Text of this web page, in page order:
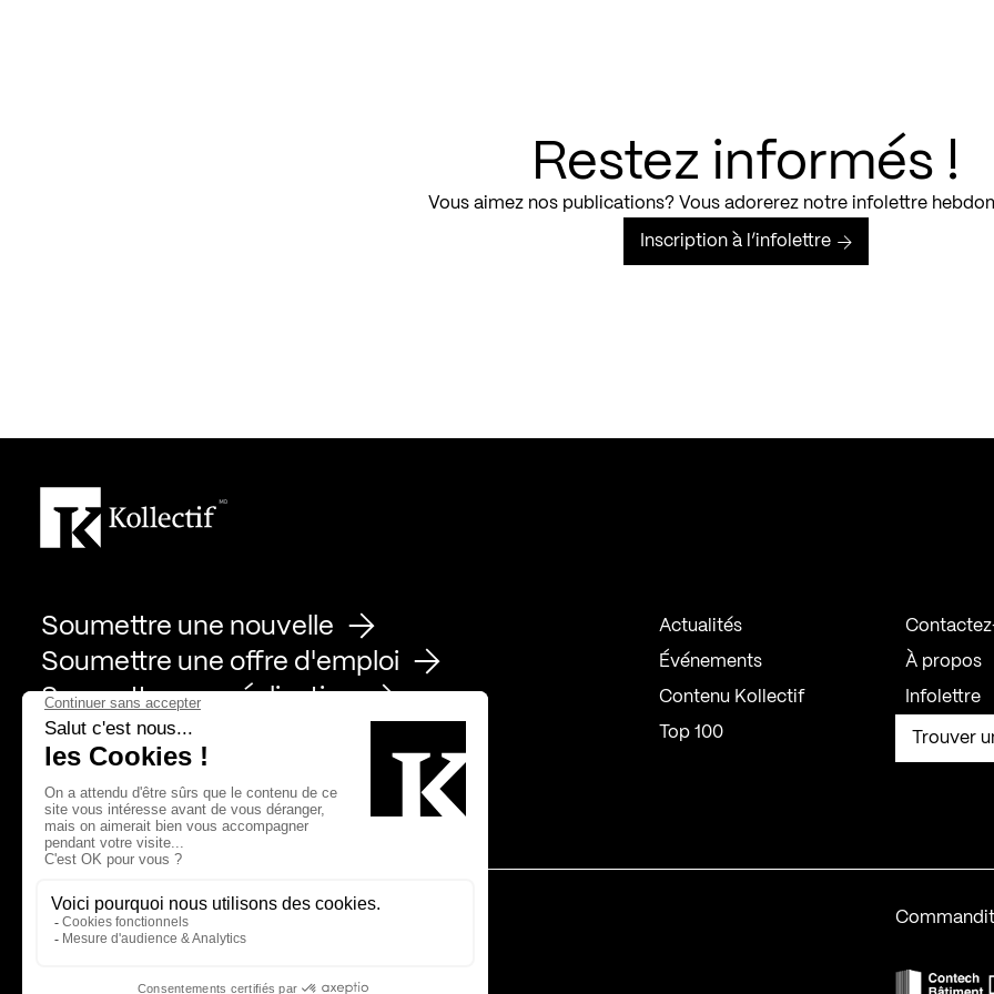
Restez informés !
Vous aimez nos publications? Vous adorerez notre infolettre
Inscription à l’infolettre
Soumettre une nouvelle
Soumettre une offre d'emploi
Soumettre une réalisation
Actualités
Événements
Contenu Kollectif
Top 100
À propos
Infolettre
Trouver
Page Facebook de Kollectif
Page Instagram de Kollectif
Page Linkedin de Kollectif
Partenaires